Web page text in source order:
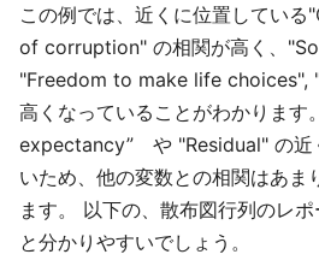
この例では、近くに位置してい
of corruption" の相関が高く、
"Freedom to make life choices",
高くなっていることがわかりま
expectancy” や "Residual" の近
いため、他の変数との相関はあま
ます。 以下の、散布図行列のレ
と分かりやすいでしょう。